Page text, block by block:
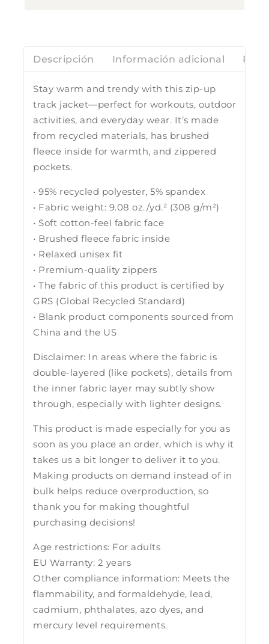
Descripción Información adicional
Stay warm and trendy with this zip-up
track jacket—perfect for workouts, outdoor
activities, and everyday wear. It’s made
from recycled materials, has brushed
fleece inside for warmth, and zippered
pockets.
• 95% recycled polyester, 5% spandex
• Fabric weight: 9.08 oz./yd.² (308 g/m²)
• Soft cotton-feel fabric face
• Brushed fleece fabric inside
• Relaxed unisex fit
• Premium-quality zippers
• The fabric of this product is certified by
GRS (Global Recycled Standard)
• Blank product components sourced from
China and the US
Disclaimer: In areas where the fabric is
double-layered (like pockets), details from
the inner fabric layer may subtly show
through, especially with lighter designs.
This product is made especially for you as
soon as you place an order, which is why it
takes us a bit longer to deliver it to you.
Making products on demand instead of in
bulk helps reduce overproduction, so
thank you for making thoughtful
purchasing decisions!
Age restrictions: For adults
EU Warranty: 2 years
Other compliance information: Meets the
flammability, and formaldehyde, lead,
cadmium, phthalates, azo dyes, and
mercury level requirements.